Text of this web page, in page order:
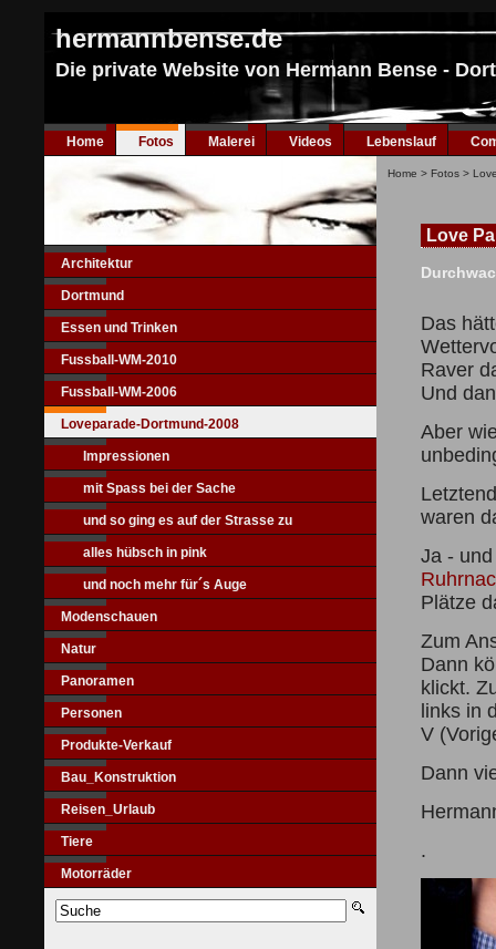
hermannbense.de
Die private Website von Hermann Bense -
Home Fotos Malerei Videos Lebenslauf
Architektur
Dortmund
Essen und Trinken
Fussball-WM-2010
Fussball-WM-2006
Loveparade-Dortmund-2008
Impressionen
mit Spass bei der Sache
und so ging es auf der Strasse zu
alles hübsch in pink
und noch mehr für´s Auge
Modenschauen
Natur
Panoramen
Personen
Produkte-Verkauf
Bau_Konstruktion
Reisen_Urlaub
Tiere
Motorräder
Home > Fotos >
Love
Das
Raver
Und
Aber
waren
Ja -
Plätze
Zum
Dann
klickt.
links in
V
Dann
.